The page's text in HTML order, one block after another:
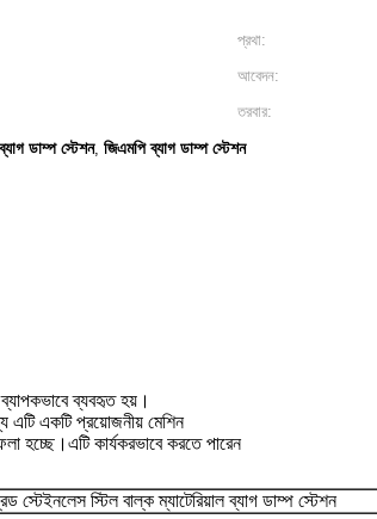
প্রথা:
আবেদন:
তরবার:
ডাম্প স্টেশন, জিএমপি ব্যাগ ডাম্প স্টেশন
ব্যাপকভাবে ব্যবহৃত হয়।
এটি একটি প্রয়োজনীয় মেশিন
কার্যকরভাবে করতে পারেন
স্টেইনলেস স্টিল বাল্ক ম্যাটেরিয়াল ব্যাগ ডাম্প স্টেশন